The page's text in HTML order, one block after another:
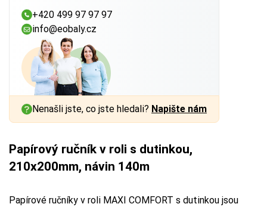
+420 499 97 97 97
info@eobaly.cz
Nenašli jste, co jste hledali? Napište nám
Papírový ručník v roli s dutinkou,
210x200mm, návin 140m
Papírové ručníky v roli MAXI COMFORT s dutinkou jsou